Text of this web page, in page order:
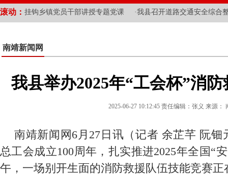
滚动：
和挂钩乡镇党员干部讲授专题党课 · 我县召开道路交通安全综合整治
南靖新闻网
我县举办2025年“工会杯”消
2025-06-27 10:12:45 责任编辑：张义 来源：
南靖新闻网6月27日讯（记者 余芷芊 阮
总工会成立100周年，扎实推进2025年全国“
午，一场别开生面的消防救援队伍技能竞赛正